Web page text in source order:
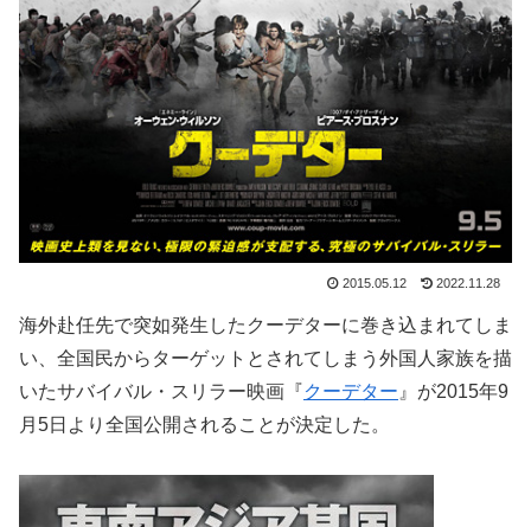
2015.05.12 2022.11.28
海外赴任先で突如発生したクーデターに巻き込まれてしま
い、全国民からターゲットとされてしまう外国人家族を描
いたサバイバル・スリラー映画『クーデター 』が2015年9
月5日より全国公開されることが決定した。